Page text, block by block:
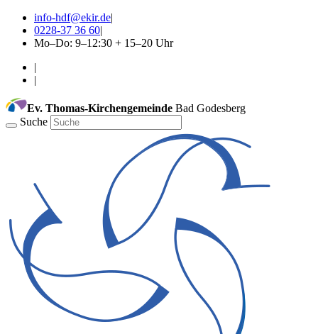
info-hdf@ekir.de|
0228-37 36 60|
Mo–Do: 9–12:30 + 15–20 Uhr
|
|
Ev. Thomas-Kirchengemeinde Bad Godesberg
Suche